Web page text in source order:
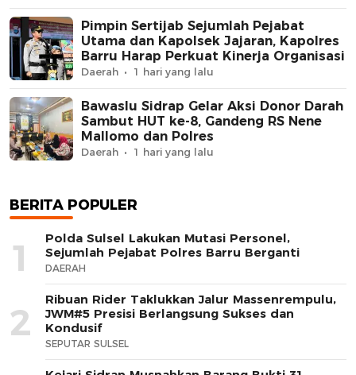
Pimpin Sertijab Sejumlah Pejabat
Utama dan Kapolsek Jajaran, Kapolres
Barru Harap Perkuat Kinerja Organisasi
Daerah 1 hari yang lalu
Bawaslu Sidrap Gelar Aksi Donor Darah
Sambut HUT ke-8, Gandeng RS Nene
Mallomo dan Polres
Daerah 1 hari yang lalu
BERITA POPULER
1
Polda Sulsel Lakukan Mutasi Personel,
Sejumlah Pejabat Polres Barru Berganti
DAERAH
2
Ribuan Rider Taklukkan Jalur Massenrempulu,
JWM#5 Presisi Berlangsung Sukses dan
Kondusif
SEPUTAR SULSEL